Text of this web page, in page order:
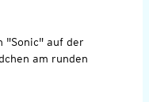
"Sonic" auf der
am runden